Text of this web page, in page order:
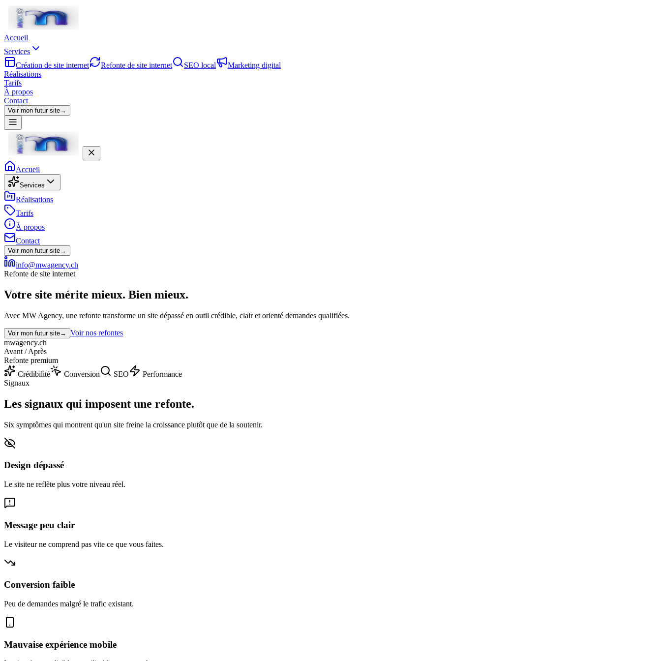
Accueil
Services
Création de site internet
Refonte de site internet SEO local
Marketing digital
Réalisations
Tarifs
À propos
Contact
Voir mon futur site→
Accueil
Services
Réalisations
Tarifs
À propos
Contact
Voir mon futur site→
info@mwagency.ch
Refonte de site internet
Votre site mérite mieux. Bien mieux.
Avec MW Agency, une refonte transforme un site dépassé en outil crédible, clair et orienté demandes qualifiées.
Voir mon futur site→
Voir nos refontes
mwagency.ch
Avant / Après
Refonte premium
Crédibilité
Conversion SEO
Performance
Signaux
Les signaux qui imposent une refonte.
Six symptômes qui montrent qu'un site freine la croissance plutôt que de la soutenir.
Design dépassé
Le site ne reflète plus votre niveau réel.
Message peu clair
Le visiteur ne comprend pas vite ce que vous faites.
Conversion faible
Peu de demandes malgré le trafic existant.
Mauvaise expérience mobile